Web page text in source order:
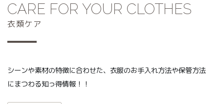
CARE FOR YOUR CLOTHES
衣類ケア
シーンや素材の特徴に合わせた、衣服のお手入れ方法や保管方法
にまつわる知っ得情報！！